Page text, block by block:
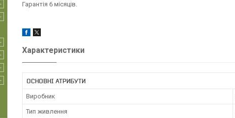
Гарантія 6 місяців.
Характеристики
ОСНОВНІ АТРИБУТИ
Виробник
Тип живлення